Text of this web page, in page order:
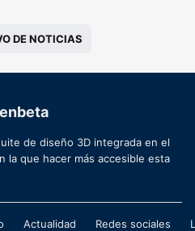
DE NOTICIAS
de diseño 3D integrada en el
la que hacer más accesible esta
Actualidad Redes sociales